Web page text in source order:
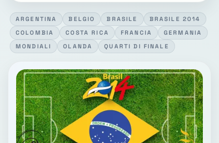
ARGENTINA BELGIO BRASILE
BRASILE 2014
COLOMBIA
COSTA RICA FRANCIA
GERMANIA
MONDIALI
OLANDA QUARTI DI FINALE